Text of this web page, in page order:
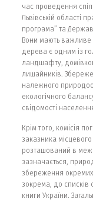
час проведення
Львівській області
програма” та
Вони мають важливе
дерева є одним із
ландшафту, домівкою
лишайників.
належного
екологічного
свідомості
Крім того, комісія
заказника
розташований в
зазначається,
збереження
зокрема, до списків
книги України.